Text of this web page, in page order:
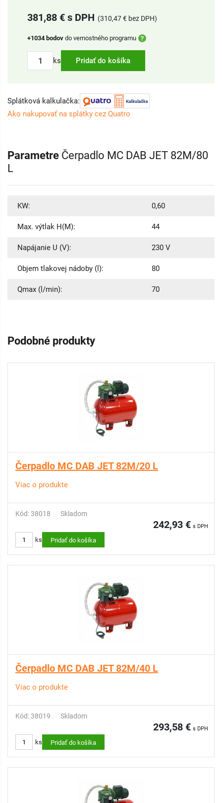
381,88 € s DPH (310,47 € bez DPH)
+1034 bodov do vernostného programu
ks Pridať do košíka
Splátková kalkulačka:
Ako nakupovať na splátky cez Quatro
Parametre Čerpadlo MC DAB JET 82M/80
L
KW: 0,60
Max. výtlak H(M): 44
Napájanie U (V): 230 V
Objem tlakovej nádoby (l): 80
Qmax (l/min): 70
Podobné produkty
Čerpadlo MC DAB JET 82M/20 L
Viac o produkte
Kód: 38018 Skladom
242,93 € s DPH
ks Pridať do košíka
Čerpadlo MC DAB JET 82M/40 L
Viac o produkte
Kód: 38019 Skladom
293,58 € s DPH
ks Pridať do košíka